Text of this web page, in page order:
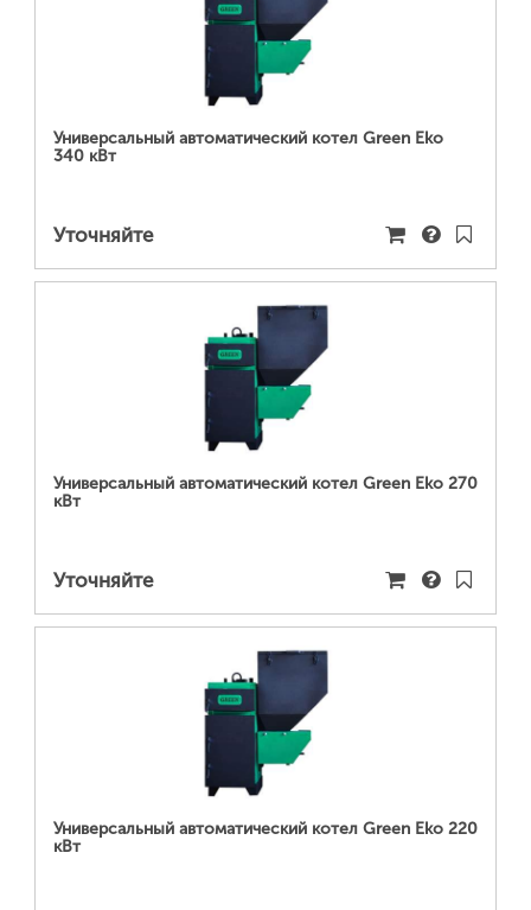
ПОДРОБНЕЕ...
Универсальный автоматический котел Green Eko
340 кВт
Уточняйте
ПОДРОБНЕЕ...
Универсальный автоматический котел Green Eko 270
кВт
Уточняйте
ПОДРОБНЕЕ...
Универсальный автоматический котел Green Eko 220
кВт